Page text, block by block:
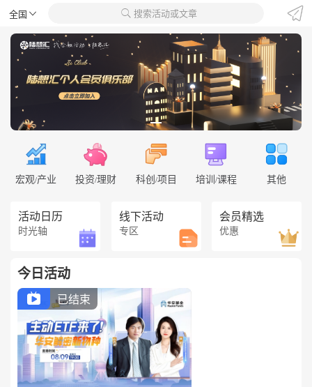
全国   搜索活动或文章
宏观/产业 投资/理财 科创/项目 培训/课程 其他
活动日历
时光轴
线下活动
专区
会员精选
优惠
今日活动
已结束